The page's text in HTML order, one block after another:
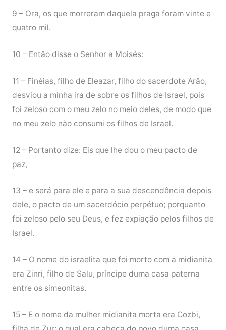
9 – Ora, os que morreram daquela praga foram vinte e
quatro mil.
10 – Então disse o Senhor a Moisés:
11 – Finéias, filho de Eleazar, filho do sacerdote Arão,
desviou a minha ira de sobre os filhos de Israel, pois
foi zeloso com o meu zelo no meio deles, de modo que
no meu zelo não consumi os filhos de Israel.
12 – Portanto dize: Eis que lhe dou o meu pacto de
paz,
13 – e será para ele e para a sua descendência depois
dele, o pacto de um sacerdócio perpétuo; porquanto
foi zeloso pelo seu Deus, e fez expiação pelos filhos de
Israel.
14 – O nome do israelita que foi morto com a midianita
era Zinri, filho de Salu, príncipe duma casa paterna
entre os simeonitas.
15 – E o nome da mulher midianita morta era Cozbi,